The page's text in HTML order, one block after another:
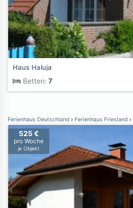
Haus Haluja
Betten: 7
Ferienhaus Deutschland Ferienhaus Friesland
525 €
pro Woche
je Objekt